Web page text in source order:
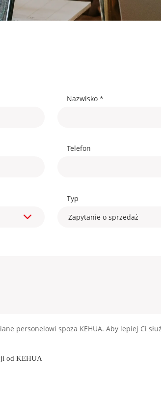
Nazwisko *
Telefon

Typ
Zapytanie o sprzedaż
personelowi spoza KEHUA. Aby lepiej Ci
od KEHUA